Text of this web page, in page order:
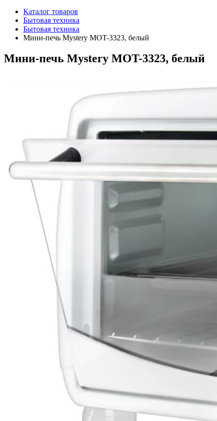
Каталог товаров
Бытовая техника
Бытовая техника
Мини-печь Mystery MOT-3323, белый
Мини-печь Mystery MOT-3323, белый